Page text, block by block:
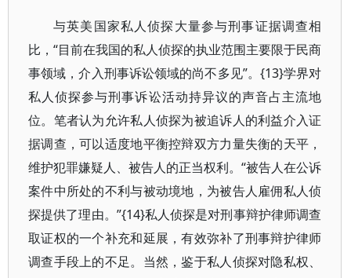
与英美国家私人侦探大量参与刑事证据调查相
比，“目前在我国的私人侦探的执业范围主要限于民商
事领域，介入刑事诉讼领域的尚不多见”。{13}学界对
私人侦探参与刑事诉讼活动持异议的声音占主流地
位。笔者认为允许私人侦探为被追诉人的利益介入证
据调查，可以适度地平衡控辩双方力量失衡的天平，
维护犯罪嫌疑人、被告人的正当权利。“被告人在公诉
案件中所处的不利与被动境地，为被告人雇佣私人侦
探提供了理由。”{14}私人侦探是对刑事辩护律师调查
取证权的一个补充和延展，有效弥补了刑事辩护律师
调查手段上的不足。当然，鉴于私人侦探对隐私权、